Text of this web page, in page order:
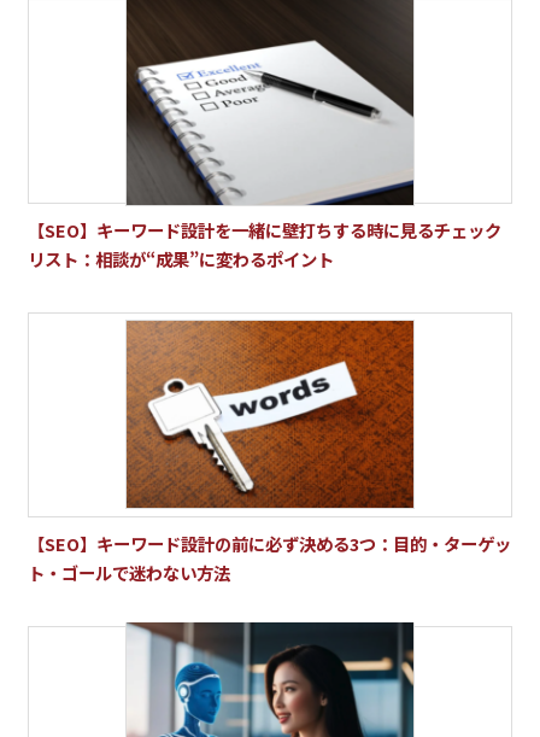
【SEO】キーワード設計を一緒に壁打ちする時に見るチェック
リスト：相談が“成果”に変わるポイント
【SEO】キーワード設計の前に必ず決める3つ：目的・ターゲッ
ト・ゴールで迷わない方法